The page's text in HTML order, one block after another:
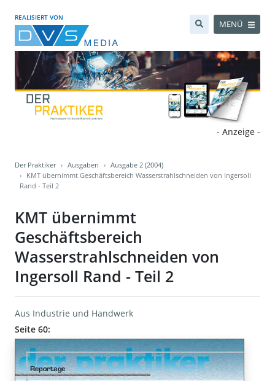
REALISIERT VON
MENÜ
- Anzeige -
Der Praktiker Ausgaben
Ausgabe 2 (2004)
KMT übernimmt Geschäftsbereich Wasserstrahlschneiden von Ingersoll
Rand - Teil 2
KMT übernimmt
Geschäftsbereich
Wasserstrahlschneiden von
Ingersoll Rand - Teil 2
Aus Industrie und Handwerk
Seite 60: